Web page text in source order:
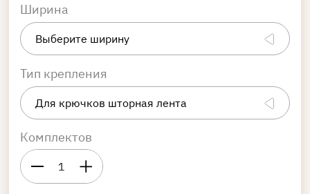
Ширина
Тип крепления
Комплектов
1